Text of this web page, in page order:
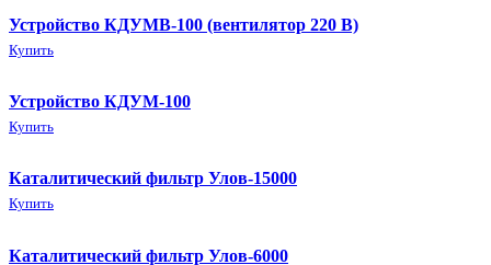
Устройство КДУМВ-100 (вентилятор 220 В)
Купить
Устройство КДУМ-100
Купить
Каталитический фильтр Улов-15000
Купить
Каталитический фильтр Улов-6000